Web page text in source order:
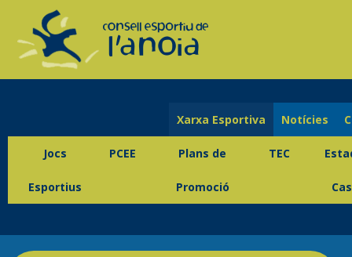
Xarxa Esportiva Notícies
Jocs
Esportius
PCEE Plans de
Promoció
TEC